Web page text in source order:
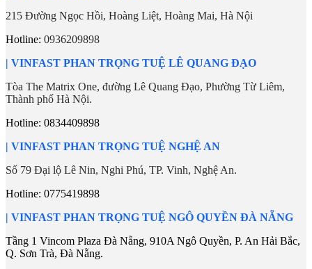
215 Đường Ngọc Hồi, Hoàng Liệt, Hoàng Mai, Hà Nội
Hotline: 0936209898
| VINFAST PHAN TRỌNG TUỆ LÊ QUANG ĐẠO
Tòa The Matrix One, đường Lê Quang Đạo, Phường Từ Liêm,
Thành phố Hà Nội.
Hotline: 0834409898
| VINFAST PHAN TRỌNG TUỆ NGHỆ AN
Số 79 Đại lộ Lê Nin, Nghi Phú, TP. Vinh, Nghệ An.
Hotline: 0775419898
| VINFAST PHAN TRỌNG TUỆ NGÔ QUYỀN ĐÀ NẴNG
Tầng 1 Vincom Plaza Đà Nẵng, 910A Ngô Quyền, P. An Hải Bắc,
Q. Sơn Trà, Đà Nẵng.